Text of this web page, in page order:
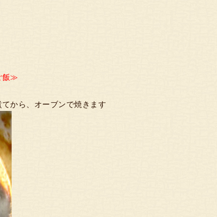
飯≫
から、オーブンで焼きます